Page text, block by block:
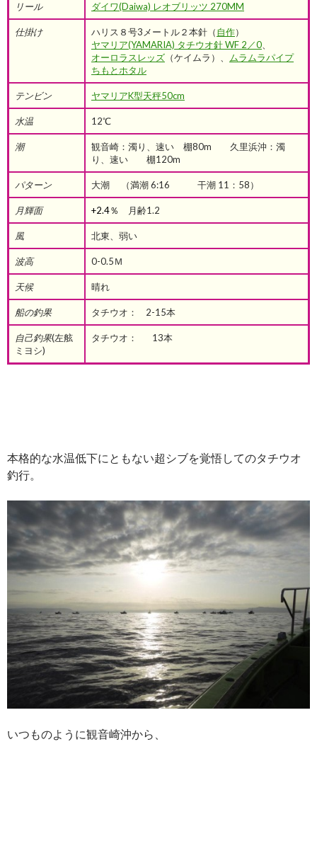
リール ダイワ(Daiwa) レオブリッツ 270MM
仕掛け ハリス８号3メートル２本針（自作）
ヤマリア(YAMARIA) タチウオ針 WF 2／0、
オーロラスレッズ （ケイムラ）、 ムラムラパイプ
ちもとホタル
テンビン ヤマリアK型天秤50cm
水温 12℃
潮
観音崎：濁り、速い 棚80m 久里浜沖：濁
り、速い 棚120m
パターン 大潮 （満潮 6:16 干潮 11：58）
月輝面 +2.4％ 月齢1.2
風 北東、弱い
波高 0-0.5Ｍ
天候 晴れ
船の釣果 タチウオ： 2-15本
自己釣果(左舷
ミヨシ)
タチウオ： 13本
本格的な水温低下にともない超シブを覚悟してのタチウオ
釣行。
いつものように観音崎沖から、